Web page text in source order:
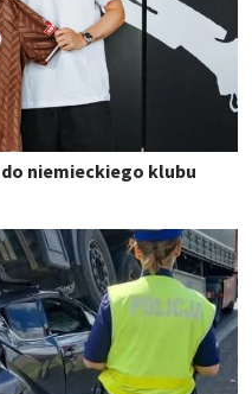
niemieckiego klubu